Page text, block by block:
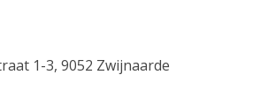
1-3, 9052 Zwijnaarde